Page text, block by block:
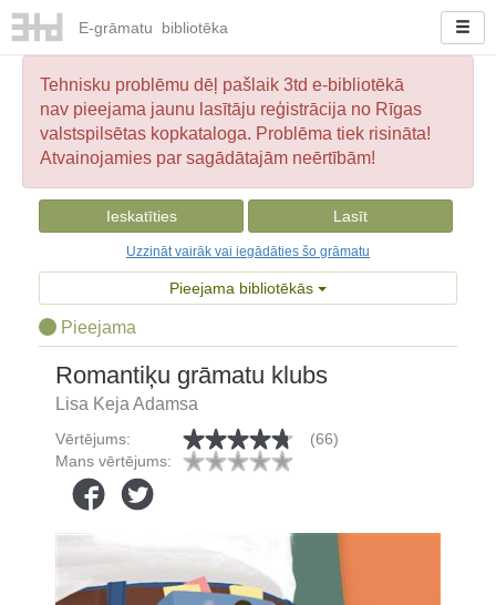
E-grāmatu bibliotēka
Tehnisku problēmu dēļ pašlaik 3td e-bibliotēkā
nav pieejama jaunu lasītāju reģistrācija no Rīgas
valstspilsētas kopkataloga. Problēma tiek risināta!
Atvainojamies par sagādātajām neērtībām!
Ieskatīties Lasīt
Uzzināt vairāk vai iegādāties šo grāmatu
Pieejama bibliotēkās
Pieejama
Romantiķu grāmatu klubs
Lisa Keja Adamsa
Vērtējums:
(66)
Mans vērtējums: